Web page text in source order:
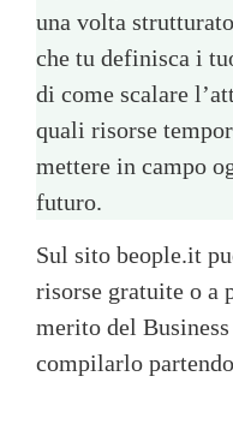
una volta
che tu definisca i
di come scalare
quali risorse
mettere in campo
futuro.
Sul sito beople.it
risorse gratuite o a
merito del
compilarlo